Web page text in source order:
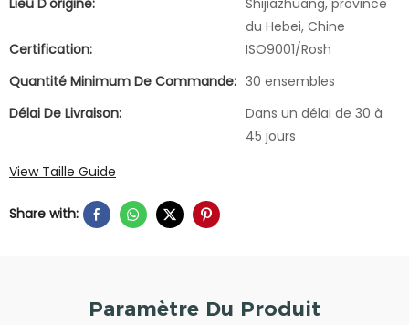
du Hebei, Chine
Certification:
ISO9001/Rosh
Quantité Minimum De Commande: 30 ensembles
Délai De Livraison:
Dans un délai de 30 à
45 jours
View Taille Guide
Share with:
Paramètre Du Produit